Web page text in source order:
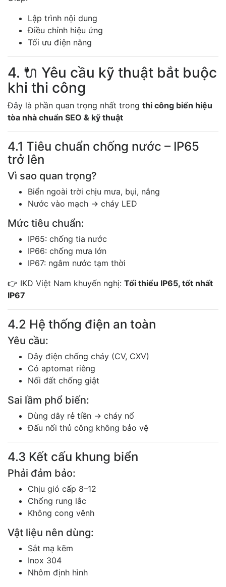
Lập trình nội dung
Điều chỉnh hiệu ứng
Tối ưu điện năng
4. 🔌 Yêu cầu kỹ thuật bắt buộc
khi thi công
Đây là phần quan trọng nhất trong thi công biển hiệu
tòa nhà chuẩn SEO & kỹ thuật
4.1 Tiêu chuẩn chống nước – IP65
trở lên
Vì sao quan trọng?
Biển ngoài trời chịu mưa, bụi, nắng
Nước vào mạch → cháy LED
Mức tiêu chuẩn:
IP65: chống tia nước
IP66: chống mưa lớn
IP67: ngâm nước tạm thời
👉 IKD Việt Nam khuyến nghị: Tối thiểu IP65, tốt nhất
IP67
4.2 Hệ thống điện an toàn
Yêu cầu:
Dây điện chống cháy (CV, CXV)
Có aptomat riêng
Nối đất chống giật
Sai lầm phổ biến:
Dùng dây rẻ tiền → cháy nổ
Đấu nối thủ công không bảo vệ
4.3 Kết cấu khung biển
Phải đảm bảo:
Chịu gió cấp 8–12
Chống rung lắc
Không cong vênh
Vật liệu nên dùng:
Sắt mạ kẽm
Inox 304
Nhôm định hình